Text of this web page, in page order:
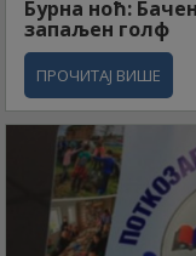
Бурна ноћ:
запаљен голф
ПРОЧИТАЈ ВИШЕ